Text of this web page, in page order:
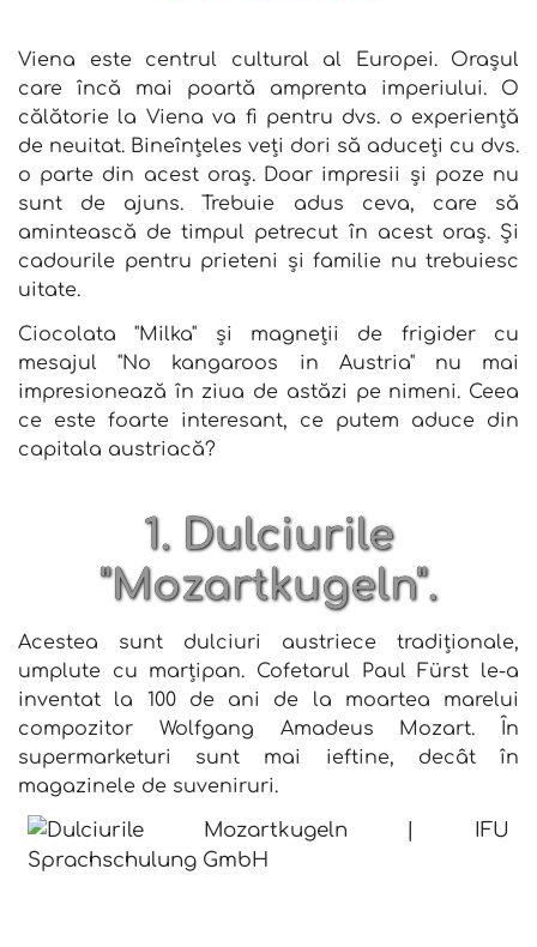
Viena este centrul cultural al Europei. Orașul
care încă mai poartă amprenta imperiului. O
călătorie la Viena va fi pentru dvs. o experiență
de neuitat. Bineînțeles veți dori să aduceți cu dvs.
o parte din acest oraș. Doar impresii și poze nu
sunt de ajuns. Trebuie adus ceva, care să
amintească de timpul petrecut în acest oraș. Și
cadourile pentru prieteni și familie nu trebuiesc
uitate.
Ciocolata "Milka" și magneții de frigider cu
mesajul "No kangaroos in Austria" nu mai
impresionează în ziua de astăzi pe nimeni. Ceea
ce este foarte interesant, ce putem aduce din
capitala austriacă?
1. Dulciurile
"Mozartkugeln".
Acestea sunt dulciuri austriece tradiționale,
umplute cu marțipan. Cofetarul Paul Fürst le-a
inventat la 100 de ani de la moartea marelui
compozitor Wolfgang Amadeus Mozart. În
supermarketuri sunt mai ieftine, decât în
magazinele de suveniruri.